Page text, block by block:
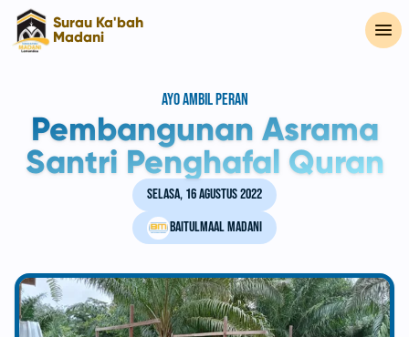
Surau Ka'bah
Madani
Ayo ambil peran
Pembangunan Asrama
Santri Penghafal Quran
Selasa, 16 Agustus 2022
Baitulmaal Madani